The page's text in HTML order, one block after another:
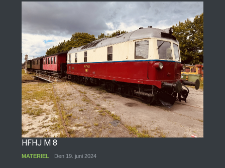
HFHJ M 8
MATERIEL Den 19. juni 2024